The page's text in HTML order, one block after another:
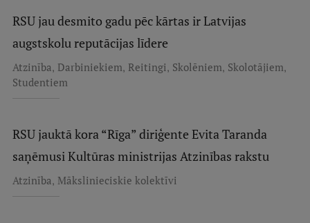
Starptautiskā sadarbība
Mobilitātes programmas
Starptautiskie sadarbības partneri
EURAXESS RSU kontaktpunkts
EATRIS koordinators Latvijā
RSU jau desmito gadu pēc kārtas ir Latvijas
augstskolu reputācijas līdere
Atzinība, Darbiniekiem, Reitingi, Skolēniem, Skolotājiem,
Studentiem
RSU jauktā kora “Rīga” diriģente Evita Taranda
saņēmusi Kultūras ministrijas Atzinības rakstu
Atzinība, Mākslinieciskie kolektīvi